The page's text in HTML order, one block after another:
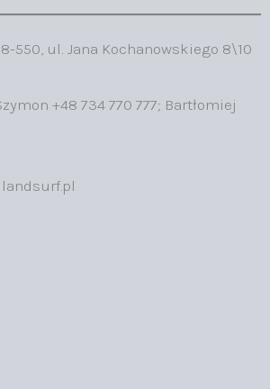
550, ul. Jana Kochanowskiego 8\10
+48 734 770 777; Bartłomiej